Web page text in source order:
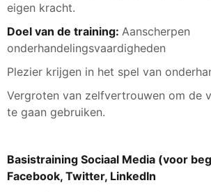
eigen kracht.
Doel van de training: Aanscherpen
onderhandelingsvaardigheden
Plezier krijgen in het spel van
Vergroten van zelfvertrouwen om de
te gaan gebruiken.
Basistraining Sociaal Media (voor
Facebook, Twitter, LinkedIn